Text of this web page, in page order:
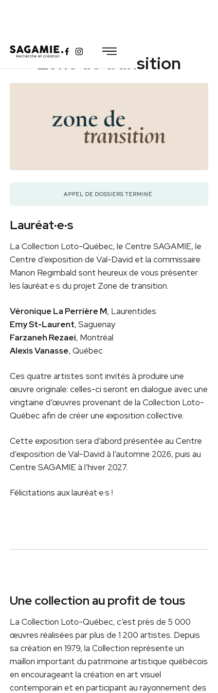
Zone de transition
APPEL DE DOSSIERS TERMINÉ
Lauréat·e·s
La Collection Loto-Québec, le Centre SAGAMIE, le
Centre d’exposition de Val-David et la commissaire
Manon Regimbald sont heureux de vous présenter
les lauréat·e·s du projet Zone de transition.
Véronique La Perrière M, Laurentides
Emy St-Laurent, Saguenay
Farzaneh Rezaei, Montréal
Alexis Vanasse, Québec
Ces quatre artistes sont invités à produire une
œuvre originale: celles-ci seront en dialogue avec une
vingtaine d’œuvres provenant de la Collection Loto-
Québec afin de créer une exposition collective.
Cette exposition sera d’abord présentée au Centre
d’exposition de Val-David à l’automne 2026, puis au
Centre SAGAMIE à l’hiver 2027.
Félicitations aux lauréat·e·s !
Une collection au profit de tous
La Collection Loto-Québec, c’est près de 5 000
œuvres réalisées par plus de 1 200 artistes. Depuis
sa création en 1979, la Collection représente un
maillon important du patrimoine artistique québécois
en encourageant la création en art visuel
contemporain et en participant au rayonnement des